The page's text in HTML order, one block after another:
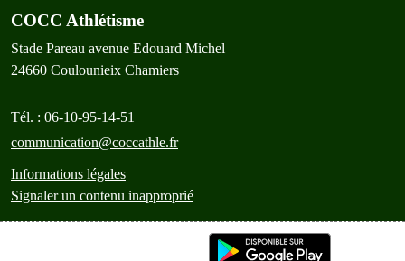
COCC Athlétisme
Stade Pareau avenue Edouard Michel
24660 Coulounieix Chamiers
Tél. : 06-10-95-14-51
communication@coccathle.fr
Informations légales
Signaler un contenu inapproprié